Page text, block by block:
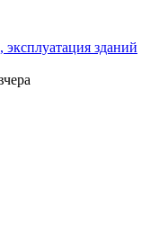
зданий